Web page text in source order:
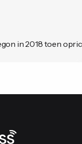
in 2018 toen